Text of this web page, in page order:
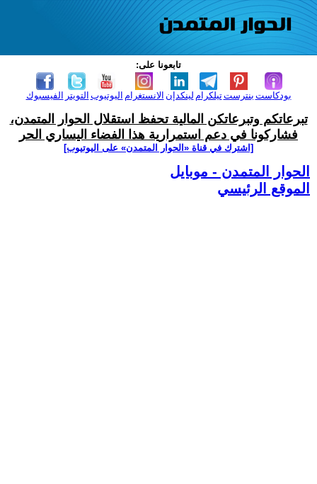
تابعونا على:
الفيسبوك التويتر اليوتيوب الانستغرام لينكدإن تيلكرامبنترست بودكاست
تبرعاتكم وتبرعاتكن المالية تحفظ استقلال الحوار المتمدن،
فشاركونا في دعم استمرارية هذا الفضاء اليساري الحر
[اشترك في قناة ‫«الحوار المتمدن» على اليوتيوب]
الحوار المتمدن - موبايل
الموقع الرئيسي